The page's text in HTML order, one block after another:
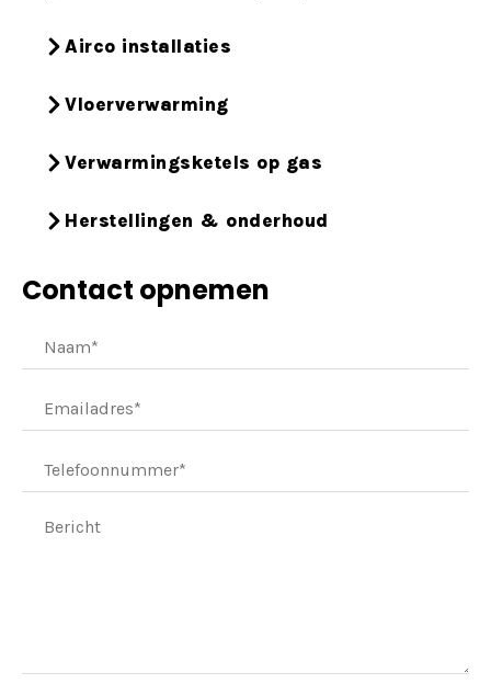
Airco installaties
Vloerverwarming
Verwarmingsketels op gas
Herstellingen & onderhoud
Contact opnemen